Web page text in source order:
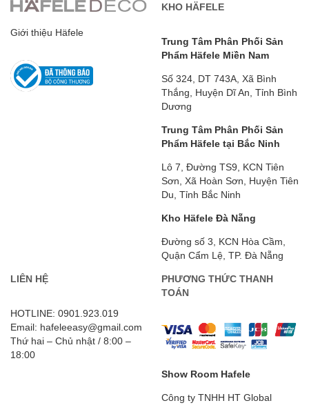
Giới thiệu Häfele
KHO HÄFELE
Trung Tâm Phân Phối Sản
Phẩm Häfele Miền Nam
Số 324, DT 743A, Xã Bình
Thắng, Huyện Dĩ An, Tỉnh Bình
Dương
Trung Tâm Phân Phối Sản
Phẩm Häfele tại Bắc Ninh
Lô 7, Đường TS9, KCN Tiên
Sơn, Xã Hoàn Sơn, Huyện Tiên
Du, Tỉnh Bắc Ninh
Kho Häfele Đà Nẵng
Đường số 3, KCN Hòa Cầm,
Quận Cẩm Lệ, TP. Đà Nẵng
LIÊN HỆ
HOTLINE: 0901.923.019
Email: hafeleeasy@gmail.com
Thứ hai – Chủ nhật / 8:00 –
18:00
PHƯƠNG THỨC THANH
TOÁN
Show Room Hafele
Công ty TNHH HT Global